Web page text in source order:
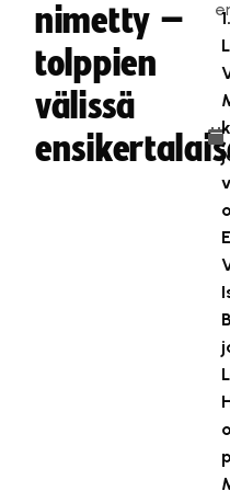
nimetty –
tolppien
välissä